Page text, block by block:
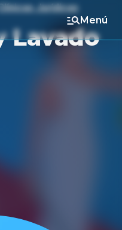
Menú
Clínicas Jurídicas
Lavado